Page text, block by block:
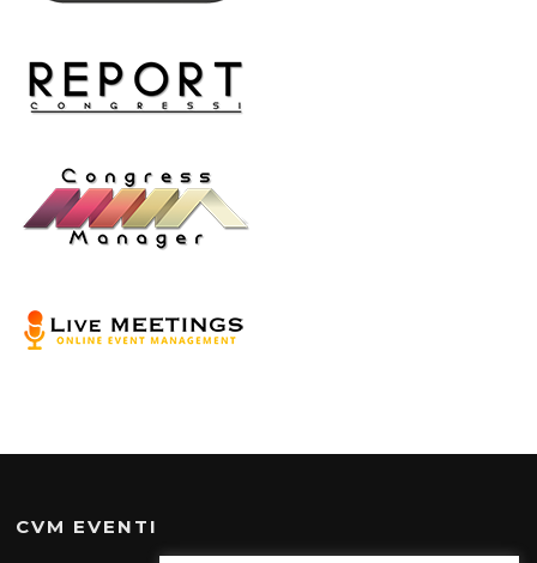
CVM EVENTI